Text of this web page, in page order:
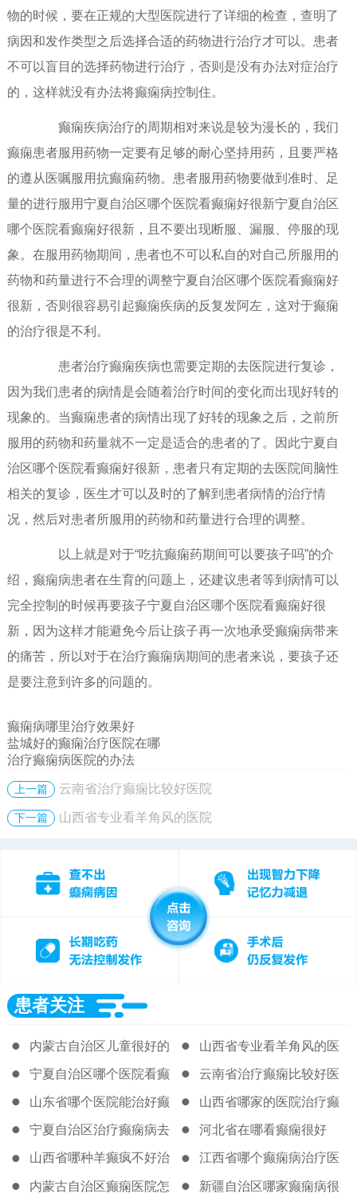
物的时候，要在正规的大型医院进行了详细的检查，查明了
病因和发作类型之后选择合适的药物进行治疗才可以。患者
不可以盲目的选择药物进行治疗，否则是没有办法对症治疗
的，这样就没有办法将癫痫病控制住。
癫痫疾病治疗的周期相对来说是较为漫长的，我们
癫痫患者服用药物一定要有足够的耐心坚持用药，且要严格
的遵从医嘱服用抗癫痫药物。患者服用药物要做到准时、足
量的进行服用宁夏自治区哪个医院看癫痫好很新宁夏自治区
哪个医院看癫痫好很新，且不要出现断服、漏服、停服的现
象。在服用药物期间，患者也不可以私自的对自己所服用的
药物和药量进行不合理的调整宁夏自治区哪个医院看癫痫好
很新，否则很容易引起癫痫疾病的反复发阿左，这对于癫痫
的治疗很是不利。
患者治疗癫痫疾病也需要定期的去医院进行复诊，
因为我们患者的病情是会随着治疗时间的变化而出现好转的
现象的。当癫痫患者的病情出现了好转的现象之后，之前所
服用的药物和药量就不一定是适合的患者的了。因此宁夏自
治区哪个医院看癫痫好很新，患者只有定期的去医院间脑性
相关的复诊，医生才可以及时的了解到患者病情的治疗情
况，然后对患者所服用的药物和药量进行合理的调整。
以上就是对于“吃抗癫痫药期间可以要孩子吗”的介
绍，癫痫病患者在生育的问题上，还建议患者等到病情可以
完全控制的时候再要孩子宁夏自治区哪个医院看癫痫好很
新，因为这样才能避免今后让孩子再一次地承受癫痫病带来
的痛苦，所以对于在治疗癫痫病期间的患者来说，要孩子还
是要注意到许多的问题的。
癫痫病哪里治疗效果好
盐城好的癫痫治疗医院在哪
治疗癫痫病医院的办法
上一篇 云南省治疗癫痫比较好医院
下一篇 山西省专业看羊角风的医院
患者关注
内蒙古自治区儿童很好的
癫痫医院
山西省专业看羊角风的医
院
宁夏自治区哪个医院看癫
痫好很新
云南省治疗癫痫比较好医
院
山东省哪个医院能治好癫
痫病
山西省哪家的医院治疗癫
痫病很好
宁夏自治区治疗癫痫病去
那个医院
河北省在哪看癫痫很好
山西省哪种羊癫疯不好治 江西省哪个癫痫病治疗医
院好
内蒙古自治区癫痫医院怎 新疆自治区哪家癫痫病很